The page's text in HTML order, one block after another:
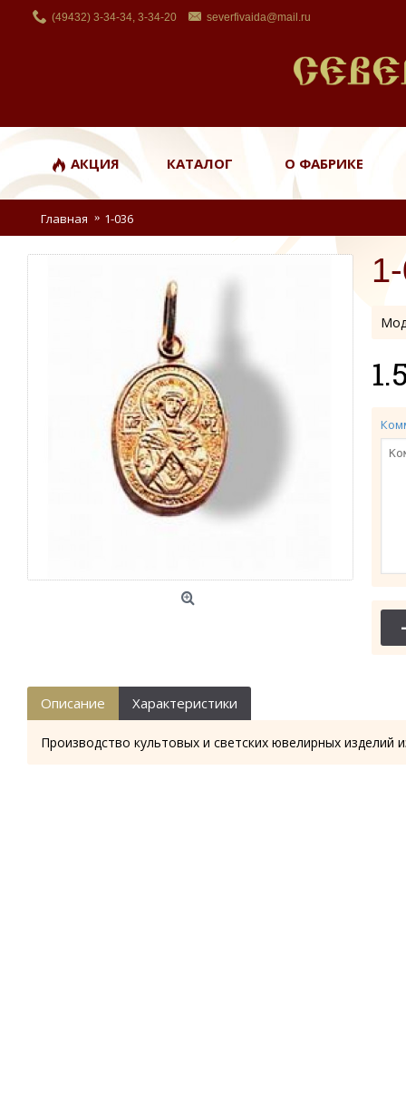
(49432) 3-34-34, 3-34-20 severfivaida@mail.ru
АКЦИЯ КАТАЛОГ О ФАБРИКЕ
Главная 1-036
-
Описание Характеристики
Производство культовых и светских ювелирных изделий